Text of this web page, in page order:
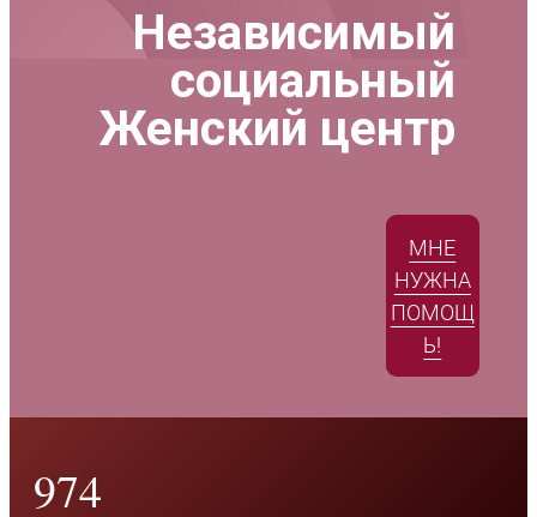
Независимый
социальный
Женский центр
МНЕ
НУЖНА
ПОМОЩ
Ь!
974